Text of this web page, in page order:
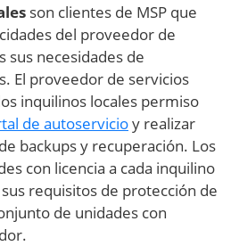
son clientes de MSP que
del proveedor de
sus necesidades de
El proveedor de servicios
inquilinos locales permiso
de autoservicioy realizar
backups y recuperación. Los
con licencia a cada inquilino
requisitos de protección de
de unidades con